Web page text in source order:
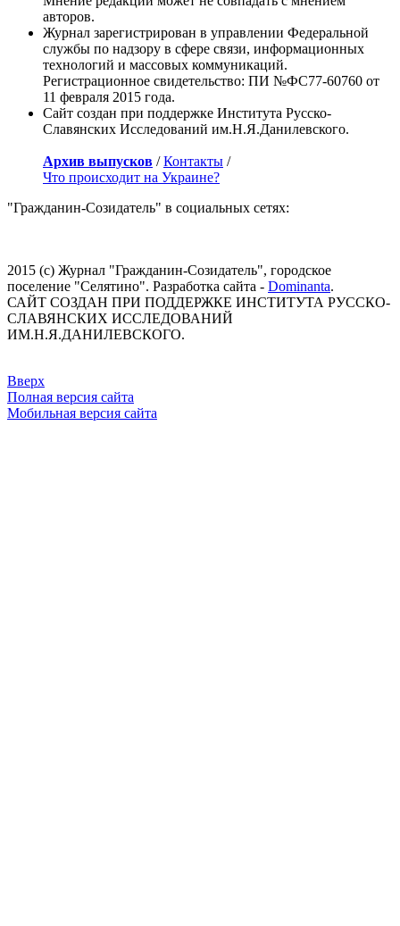
авторов.
Журнал зарегистрирован в управлении Федеральной
службы по надзору в сфере связи, информационных
технологий и массовых коммуникаций.
Регистрационное свидетельство: ПИ №ФС77-60760 от
11 февраля 2015 года.
Сайт создан при поддержке Института Русско-
Славянских Исследований им.Н.Я.Данилевского.
Архив выпусков /Контакты /
Что происходит на Украине?
"Гражданин-Созидатель" в социальных сетях:
2015 (с) Журнал "Гражданин-Созидатель", городское
поселение "Селятино". Разработка сайта - Dominanta.
САЙТ СОЗДАН ПРИ ПОДДЕРЖКЕ ИНСТИТУТА РУССКО-
СЛАВЯНСКИХ ИССЛЕДОВАНИЙ
ИМ.Н.Я.ДАНИЛЕВСКОГО.
Вверх
Полная версия сайта
Мобильная версия сайта